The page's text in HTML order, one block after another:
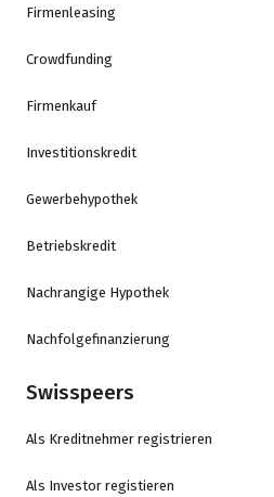
Firmenleasing
Crowdfunding
Firmenkauf
Investitionskredit
Gewerbehypothek
Betriebskredit
Nachrangige Hypothek
Nachfolgefinanzierung
Swisspeers
Als Kreditnehmer registrieren
Als Investor registieren